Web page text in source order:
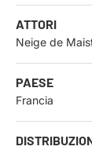
ATTORI
Neige de
PAESE
Francia